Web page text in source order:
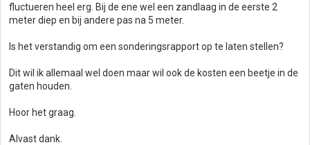
fluctueren heel erg. Bij de ene wel een zandlaag in de eerste 2
meter diep en bij andere pas na 5 meter.
Is het verstandig om een sonderingsrapport op te laten stellen?
Dit wil ik allemaal wel doen maar wil ook de kosten een beetje in de
gaten houden.
Hoor het graag.
Alvast dank.